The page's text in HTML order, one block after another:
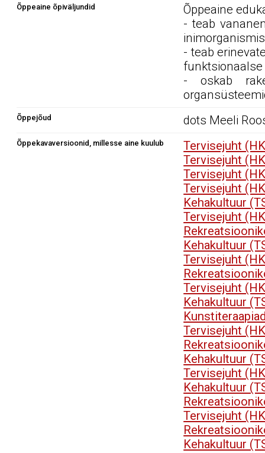
Õppeaine õpiväljundid
Õppeaine
- teab
- teab
- oskab
Õppejõud dots Meeli
Õppekavaversioonid, millesse aine kuulub
Tervisejuht
Tervisejuht
Tervisejuht
Tervisejuht
Kehakultuur
Tervisejuht
Kehakultuur
Tervisejuht
Tervisejuht
Kehakultuur
Tervisejuht
Kehakultuur
Tervisejuht
Kehakultuur
Tervisejuht
Kehakultuur